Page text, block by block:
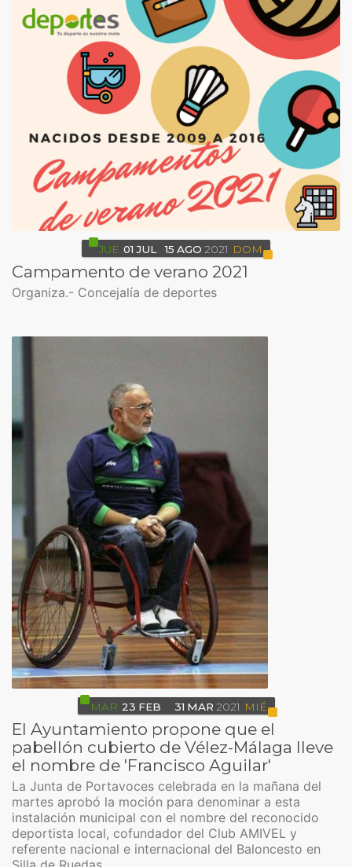
JUE 01 JUL 15 AGO 2021 DOM
Campamento de verano 2021
Organiza.- Concejalía de deportes
MAR 23 FEB 31 MAR 2021 MIÉ
El Ayuntamiento propone que el
pabellón cubierto de Vélez-Málaga lleve
el nombre de 'Francisco Aguilar'
La Junta de Portavoces celebrada en la mañana del
martes aprobó la moción para denominar a esta
instalación municipal con el nombre del reconocido
deportista local, cofundador del Club AMIVEL y
referente nacional e internacional del Baloncesto en